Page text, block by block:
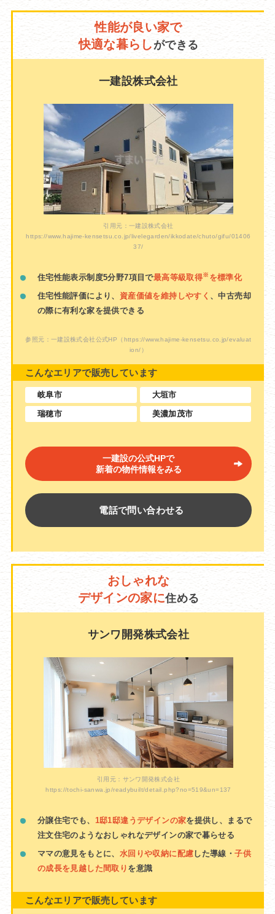
性能が良い家で
快適な暮らし ができる
一建設株式会社
引用元：一建設株式会社
https://www.hajime-kensetsu.co.jp/livelegarden/ikkodate/chuto/gifu/01406
37/
住宅性能表示制度5分野7項目で最高等級取得※ を標準化
住宅性能評価により、 資産価値を維持しやすく 、中古売却
の際に有利な家を提供できる
参照元：一建設株式会社公式HP
（https://www.hajime-kensetsu.co.jp/evaluat
ion/）
こんなエリアで販売しています
岐阜市 大垣市
瑞穂市 美濃加茂市
一建設の公式HPで
新着の物件情報をみる
電話で問い合わせる
おしゃれな
デザインの家に住める
サンワ開発株式会社
引用元：サンワ開発株式会社
https://tochi-sanwa.jp/readybuilt/detail.php?no=519&un=137
分譲住宅でも、 1邸1邸違うデザインの家を提供し、まるで
注文住宅のようなおしゃれなデザインの家で暮らせる
ママの意見をもとに、 水回りや収納に配慮した導線・子供
の成長を見越した間取り を意識
こんなエリアで販売しています